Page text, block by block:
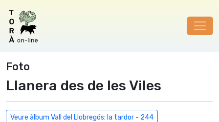
Foto
Llanera des de les Viles
Veure àlbum Vall del Llobregós: la tardor - 244